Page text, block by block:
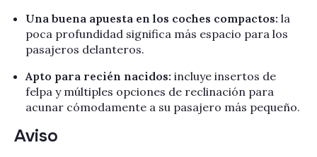
Una buena apuesta en los coches compactos: la
poca profundidad significa más espacio para los
pasajeros delanteros.
Apto para recién nacidos: incluye insertos de
felpa y múltiples opciones de reclinación para
acunar cómodamente a su pasajero más pequeño.
Aviso